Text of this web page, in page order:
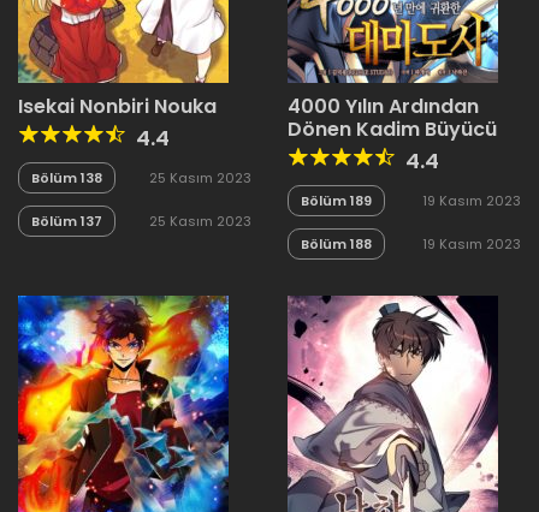
Isekai Nonbiri Nouka
4.4
Bölüm 138 25 Kasım 2023
Bölüm 137 25 Kasım 2023
4000 Yılın Ardından
Dönen Kadim Büyücü
4.4
Bölüm 189 19 Kasım 2023
Bölüm 188 19 Kasım 2023